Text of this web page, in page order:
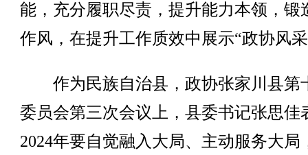
能，充分履职尽责，提升能力本领，锻
作风，在提升工作质效中展示“政协风
作为民族自治县，政协张家川县第
委员会第三次会议上，县委书记张思佳
2024年要自觉融入大局、主动服务大局